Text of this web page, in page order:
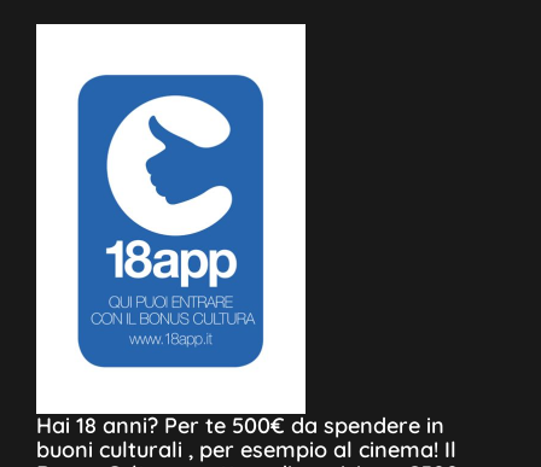
Hai 18 anni? Per te 500€ da spendere in
buoni culturali , per esempio al cinema! Il